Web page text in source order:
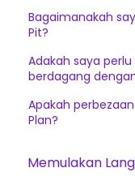
Bagaimanakah
Pit?
Adakah saya
berdagang
Apakah
Plan?
Memulakan